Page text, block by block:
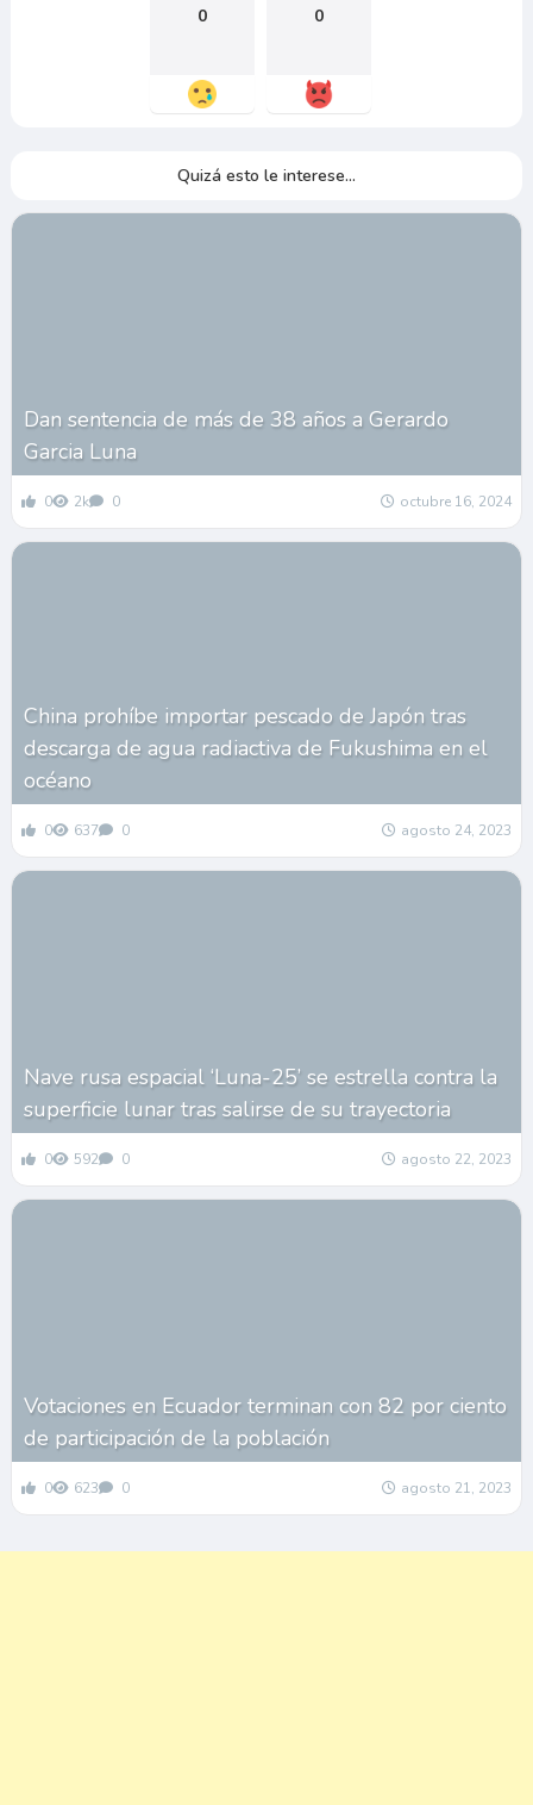
0 0
Quizá esto le interese...
Dan sentencia de más de 38 años a Gerardo
Garcia Luna
0 2k 0 octubre 16, 2024
China prohíbe importar pescado de Japón tras
descarga de agua radiactiva de Fukushima en el
océano
0 637 0 agosto 24, 2023
Nave rusa espacial ‘Luna-25’ se estrella contra la
superficie lunar tras salirse de su trayectoria
0 592 0 agosto 22, 2023
Votaciones en Ecuador terminan con 82 por ciento
de participación de la población
0 623 0 agosto 21, 2023